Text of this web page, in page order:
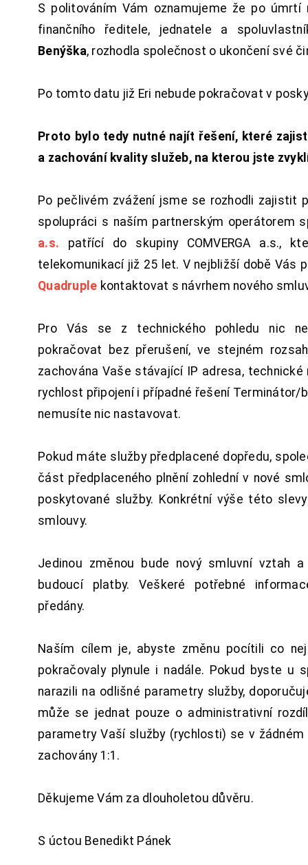
S politováním Vám oznamujeme že po úmrtí
finančního ředitele, jednatele a
Benýška, rozhodla společnost o ukončení své
Po tomto datu již Eri nebude pokračovat v
Proto bylo tedy nutné najít řešení, které
a zachování kvality služeb, na kterou jste
Po pečlivém zvážení jsme se rozhodli zajistit
spolupráci s naším partnerským operátorem
a.s. patřící do skupiny COMVERGA a.s.,
telekomunikací již 25 let. V nejbližší době Vás
Quadruple kontaktovat s návrhem nového
Pro Vás se z technického pohledu nic
pokračovat bez přerušení, ve stejném
zachována Vaše stávající IP adresa, technické
rychlost připojení i případné řešení Terminátor/
nemusíte nic nastavovat.
Pokud máte služby předplacené dopředu,
část předplaceného plnění zohlední v nové
poskytované služby. Konkrétní výše této
smlouvy.
Jedinou změnou bude nový smluvní vztah
budoucí platby. Veškeré potřebné
předány.
Naším cílem je, abyste změnu pocítili co
pokračovaly plynule i nadále. Pokud byste u
narazili na odlišné parametry služby,
může se jednat pouze o administrativní
parametry Vaší služby (rychlosti) se v
zachovány 1:1.
Děkujeme Vám za dlouholetou důvěru.
S úctou Benedikt Pánek